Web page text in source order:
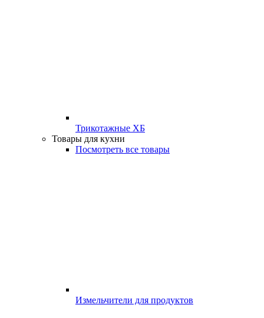
Трикотажные ХБ
Товары для кухни
Посмотреть все товары
Измельчители для продуктов